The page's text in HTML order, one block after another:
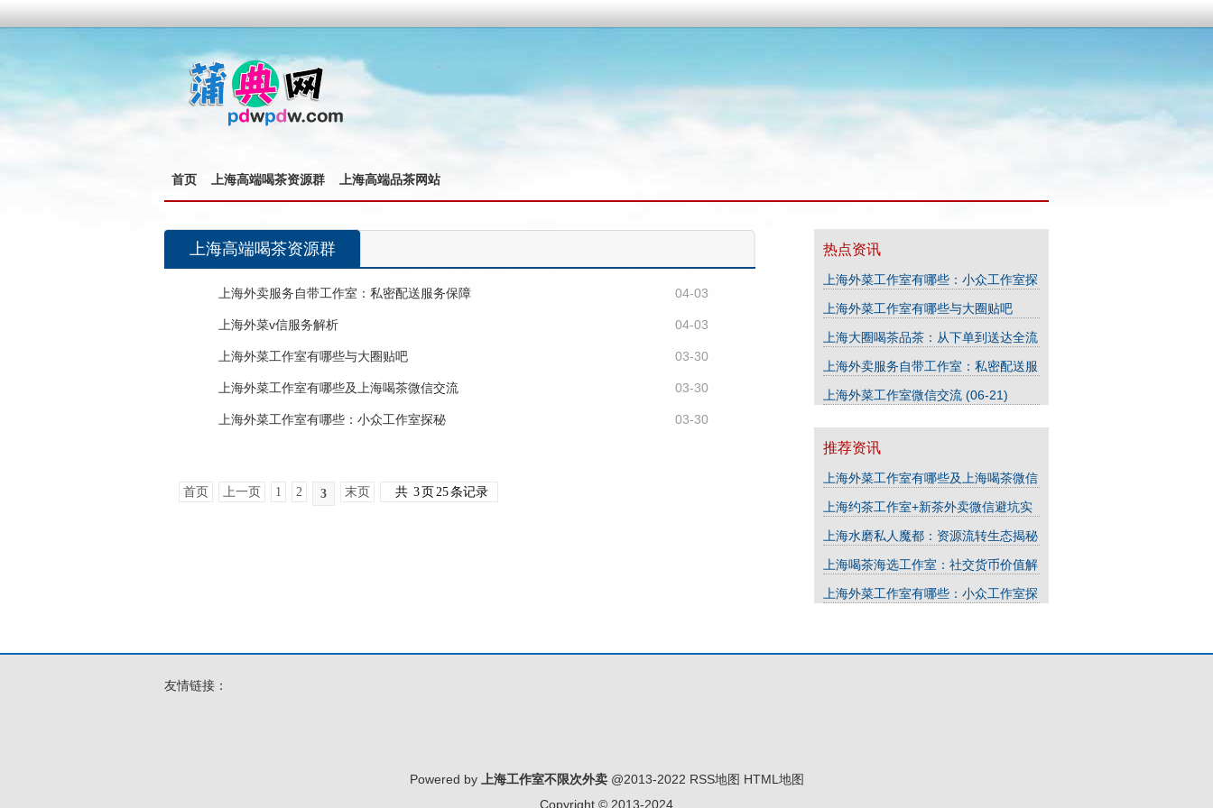
首页 上海高端喝茶资源群 上海高端品茶网站
上海高端喝茶资源群
上海外卖服务自带工作室：私密配送服务保障 04-03
上海外菜v信服务解析 04-03
上海外菜工作室有哪些与大圈贴吧 03-30
上海外菜工作室有哪些及上海喝茶微信交流 03-30
上海外菜工作室有哪些：小众工作室探秘 03-30
首页 上一页 1 2 3 末页 共 3页 25条记录
热点资讯
上海外菜工作室有哪些：小众工作室探
上海外菜工作室有哪些与大圈贴吧
上海大圈喝茶品茶：从下单到送达全流
上海外卖服务自带工作室：私密配送服
上海外菜工作室微信交流 (06-21)
推荐资讯
上海外菜工作室有哪些及上海喝茶微信
‌上海约茶工作室+新茶外卖微信避坑实
上海水磨私人魔都：资源流转生态揭秘
上海喝茶海选工作室：社交货币价值解
上海外菜工作室有哪些：小众工作室探
友情链接：
Powered by 上海工作室不限次外卖@2013-2022 RSS地图 HTML地图
Copyright © 2013-2024